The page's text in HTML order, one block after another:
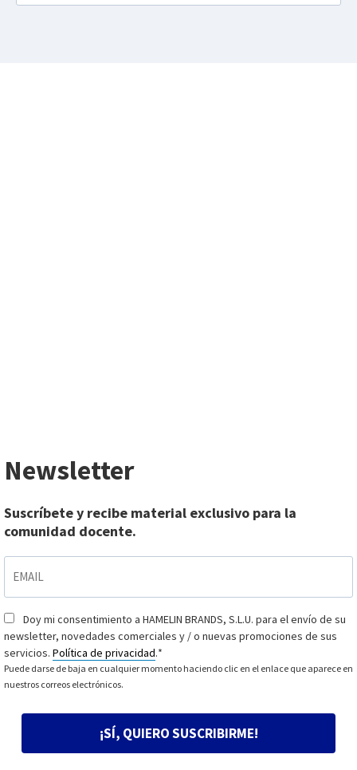
Newsletter
Suscríbete y recibe material exclusivo para la
comunidad docente.
Consentimiento*
Doy mi consentimiento a HAMELIN BRANDS, S.L.U. para el envío de su
newsletter, novedades comerciales y / o nuevas promociones de sus
servicios. Política de privacidad.*
Puede darse de baja en cualquier momento haciendo clic en el enlace que aparece en
nuestros correos electrónicos.